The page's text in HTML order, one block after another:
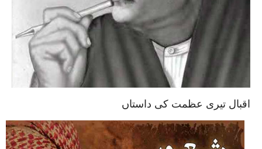
اقبال تیری عظمت کی داستاں